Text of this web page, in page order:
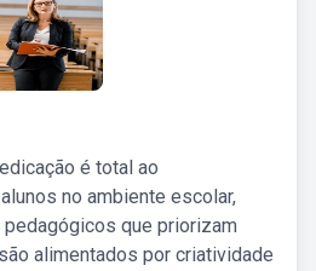
é total ao
no ambiente escolar,
que priorizam
alimentados por criatividade